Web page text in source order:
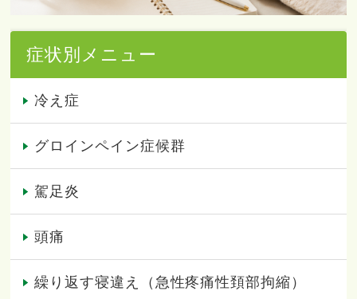
症状別メニュー
冷え症
グロインペイン症候群
駕足炎
頭痛
繰り返す寝違え（急性疼痛性頚部拘縮）